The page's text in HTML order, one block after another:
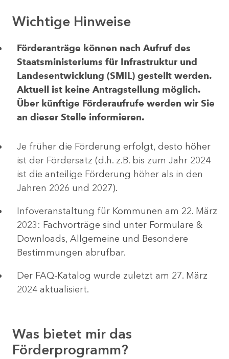
Wichtige Hinweise
Förderanträge können nach Aufruf des
Staatsministeriums für Infrastruktur und
Landesentwicklung (SMIL) gestellt werden.
Aktuell ist keine Antragstellung möglich.
Über künftige Förderaufrufe werden wir Sie
an dieser Stelle informieren.
Je früher die Förderung erfolgt, desto höher
ist der Fördersatz (d.h. z.B. bis zum Jahr 2024
ist die anteilige Förderung höher als in den
Jahren 2026 und 2027).
Infoveranstaltung für Kommunen am 22. März
2023: Fachvorträge sind unter Formulare &
Downloads, Allgemeine und Besondere
Bestimmungen abrufbar.
Der FAQ-Katalog wurde zuletzt am 27. März
2024 aktualisiert.
Was bietet mir das
Förderprogramm?